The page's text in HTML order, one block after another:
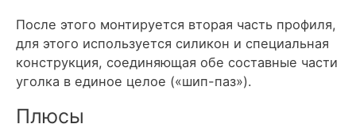
После этого монтируется вторая часть профиля,
для этого используется силикон и специальная
конструкция, соединяющая обе составные части
уголка в единое целое («шип-паз»).
Плюсы